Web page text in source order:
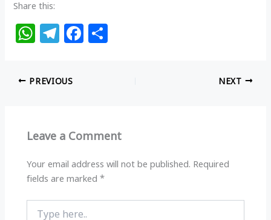
Share this:
W
at
s
p
T
e
g
m
F
o
k
PREVIOUS NEXT
Leave a Comment
Your email address will not be published. Required
fields are marked*
here..